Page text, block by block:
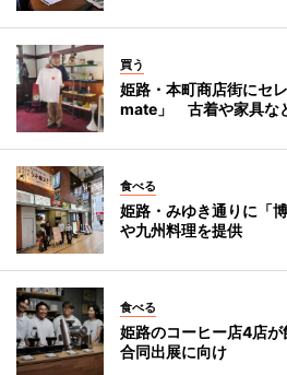
買う
姫路・本町商店街にセ
mate」 古着や家具な
食べる
姫路・みゆき通りに「
や九州料理を提供
食べる
姫路のコーヒー店4店
合同出展に向け